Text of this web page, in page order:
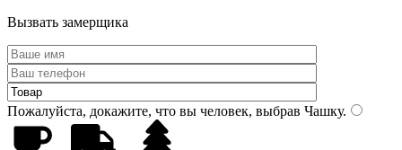
Вызвать замерщика
Пожалуйста, докажите, что вы человек, выбрав Чашку.